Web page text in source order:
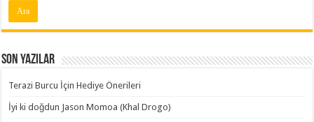
Son Yazılar
Terazi Burcu İçin Hediye Önerileri
İyi ki doğdun Jason Momoa (Khal Drogo)